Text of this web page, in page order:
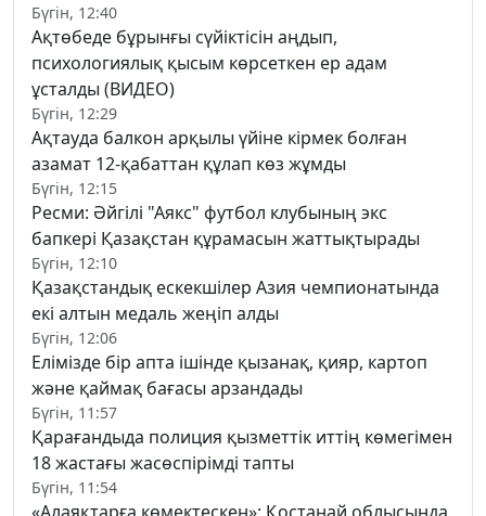
Бүгін, 12:40
Ақтөбеде бұрынғы сүйіктісін аңдып,
психологиялық қысым көрсеткен ер адам
ұсталды (ВИДЕО)
Бүгін, 12:29
Ақтауда балкон арқылы үйіне кірмек болған
азамат 12-қабаттан құлап көз жұмды
Бүгін, 12:15
Ресми: Әйгілі "Аякс" футбол клубының экс
бапкері Қазақстан құрамасын жаттықтырады
Бүгін, 12:10
Қазақстандық ескекшілер Азия чемпионатында
екі алтын медаль жеңіп алды
Бүгін, 12:06
Елімізде бір апта ішінде қызанақ, қияр, картоп
және қаймақ бағасы арзандады
Бүгін, 11:57
Қарағандыда полиция қызметтік иттің көмегімен
18 жастағы жасөспірімді тапты
Бүгін, 11:54